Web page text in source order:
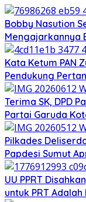
Bobby Nasution
Mengajarkannya
Kata Ketum PAN
Pendukung
Terima SK, DPD
Partai Garuda
Pilkades
Papdesi Sumut
UU PPRT
untuk PRT Adalah